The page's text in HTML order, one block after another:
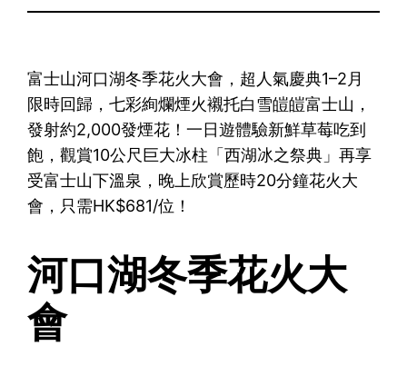
富士山河口湖冬季花火大會，超人氣慶典1–2月
限時回歸，七彩絢爛煙火襯托白雪皚皚富士山，
發射約2,000發煙花！一日遊體驗新鮮草莓吃到
飽，觀賞10公尺巨大冰柱「西湖冰之祭典」再享
受富士山下溫泉，晚上欣賞歷時20分鐘花火大
會，只需HK$681/位！
河口湖冬季花火大
會